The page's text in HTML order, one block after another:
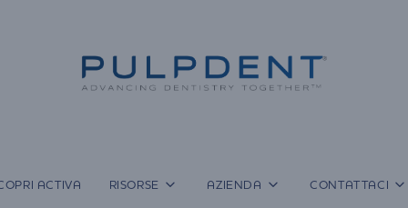
ACTIVA RISORSE AZIENDA CONTATTACI